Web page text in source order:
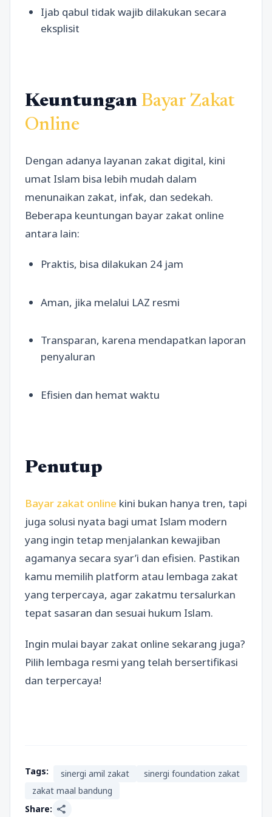
Ijab qabul tidak wajib dilakukan secara
eksplisit
Keuntungan Bayar Zakat
Online
Dengan adanya layanan zakat digital, kini
umat Islam bisa lebih mudah dalam
menunaikan zakat, infak, dan sedekah.
Beberapa keuntungan bayar zakat online
antara lain:
Praktis, bisa dilakukan 24 jam
Aman, jika melalui LAZ resmi
Transparan, karena mendapatkan laporan
penyaluran
Efisien dan hemat waktu
Penutup
Bayar zakat online kini bukan hanya tren, tapi
juga solusi nyata bagi umat Islam modern
yang ingin tetap menjalankan kewajiban
agamanya secara syar’i dan efisien. Pastikan
kamu memilih platform atau lembaga zakat
yang terpercaya, agar zakatmu tersalurkan
tepat sasaran dan sesuai hukum Islam.
Ingin mulai bayar zakat online sekarang juga?
Pilih lembaga resmi yang telah bersertifikasi
dan terpercaya!
Tags: sinergi amil zakat
sinergi foundation zakat
zakat maal bandung
Share: share